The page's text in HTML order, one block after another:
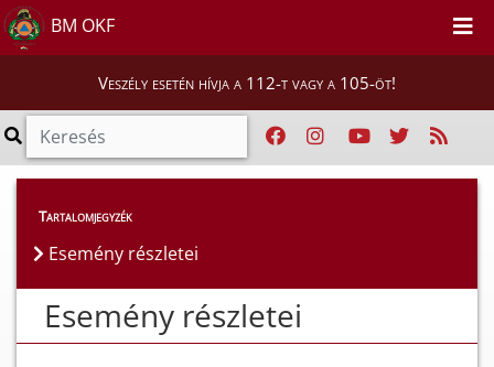
BM OKF
Veszély esetén hívja a 112-t vagy a 105-öt!
Esemény részletei
Tartalomjegyzék
Esemény részletei
Esemény részletei